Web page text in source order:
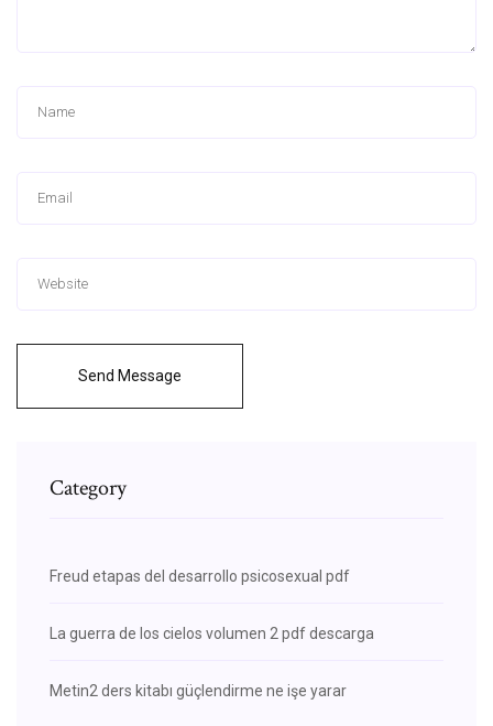
Send Message
Category
Freud etapas del desarrollo psicosexual pdf
La guerra de los cielos volumen 2 pdf descarga
Metin2 ders kitabı güçlendirme ne işe yarar